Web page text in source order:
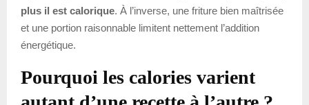
plus il est calorique. À l’inverse, une friture bien maîtrisée
et une portion raisonnable limitent nettement l’addition
énergétique.
Pourquoi les calories varient